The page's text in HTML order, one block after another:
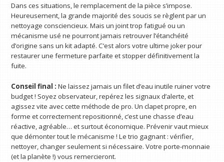
Dans ces situations, le remplacement de la pièce s’impose.
Heureusement, la grande majorité des soucis se règlent par un
nettoyage consciencieux. Mais un joint trop fatigué ou un
mécanisme usé ne pourront jamais retrouver l’étanchéité
d’origine sans un kit adapté. C’est alors votre ultime joker pour
restaurer une fermeture parfaite et stopper définitivement la
fuite.
Conseil final : Ne laissez jamais un filet d’eau inutile ruiner votre
budget ! Soyez observateur, repérez les signaux d’alerte, et
agissez vite avec cette méthode de pro. Un clapet propre, en
forme et correctement repositionné, c’est une chasse d’eau
réactive, agréable… et surtout économique. Prévenir vaut mieux
que démonter tout le mécanisme ! Le trio gagnant : vérifier,
nettoyer, changer seulement si nécessaire. Votre porte-monnaie
(et la planète !) vous remercieront.